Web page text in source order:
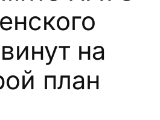
на
план